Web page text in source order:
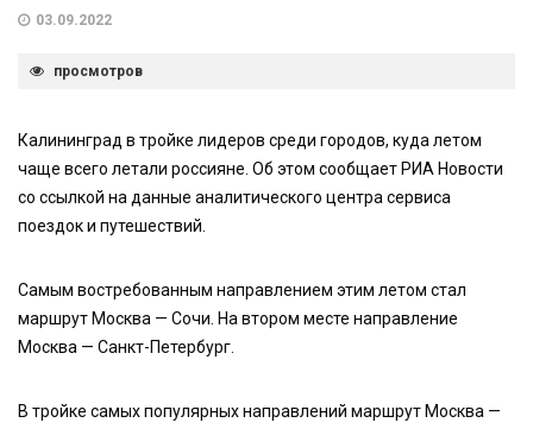
03.09.2022
просмотров
Калининград в тройке лидеров среди городов, куда летом
чаще всего летали россияне. Об этом сообщает РИА Новости
со ссылкой на данные аналитического центра сервиса
поездок и путешествий.
Самым востребованным направлением этим летом стал
маршрут Москва — Сочи. На втором месте направление
Москва — Санкт-Петербург.
В тройке самых популярных направлений маршрут Москва —